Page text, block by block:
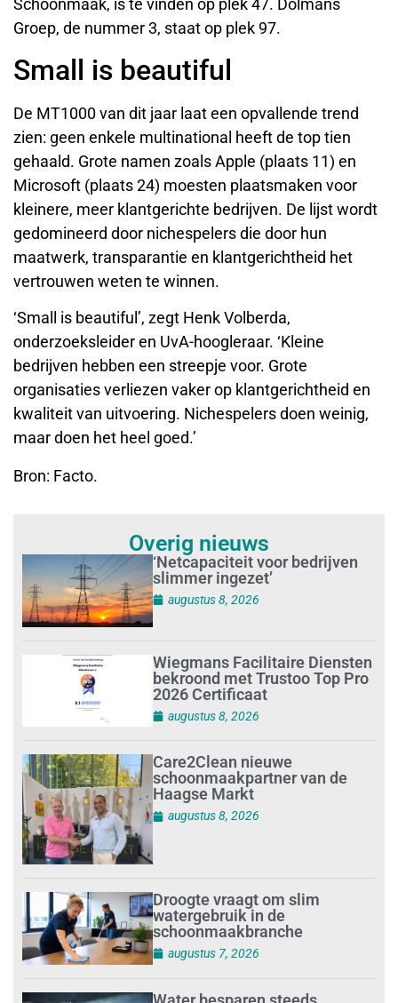
Schoonmaak, is te vinden op plek 47. Dolmans
Groep, de nummer 3, staat op plek 97.
Small is beautiful
De MT1000 van dit jaar laat een opvallende trend
zien: geen enkele multinational heeft de top tien
gehaald. Grote namen zoals Apple (plaats 11) en
Microsoft (plaats 24) moesten plaatsmaken voor
kleinere, meer klantgerichte bedrijven. De lijst wordt
gedomineerd door nichespelers die door hun
maatwerk, transparantie en klantgerichtheid het
vertrouwen weten te winnen.
‘Small is beautiful’, zegt Henk Volberda,
onderzoeksleider en UvA-hoogleraar. ‘Kleine
bedrijven hebben een streepje voor. Grote
organisaties verliezen vaker op klantgerichtheid en
kwaliteit van uitvoering. Nichespelers doen weinig,
maar doen het heel goed.’
Bron: Facto.
Overig nieuws
‘Netcapaciteit voor bedrijven
slimmer ingezet’
augustus 8, 2026
Wiegmans Facilitaire Diensten
bekroond met Trustoo Top Pro
2026 Certificaat
augustus 8, 2026
Care2Clean nieuwe
schoonmaakpartner van de
Haagse Markt
augustus 8, 2026
Droogte vraagt om slim
watergebruik in de
schoonmaakbranche
augustus 7, 2026